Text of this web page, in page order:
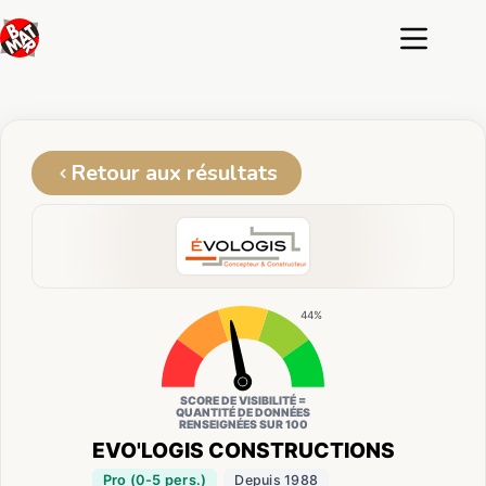
au
contenu
Retour aux résultats
EVO'LOGIS CONSTRUCTIONS
Pro (0-5 pers.) Depuis 1988
44%
SCORE DE VISIBILITÉ =
QUANTITÉ DE DONNÉES
RENSEIGNÉES SUR 100